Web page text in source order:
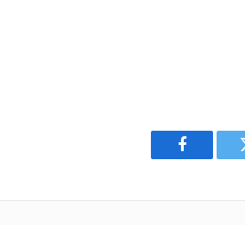
Facebook